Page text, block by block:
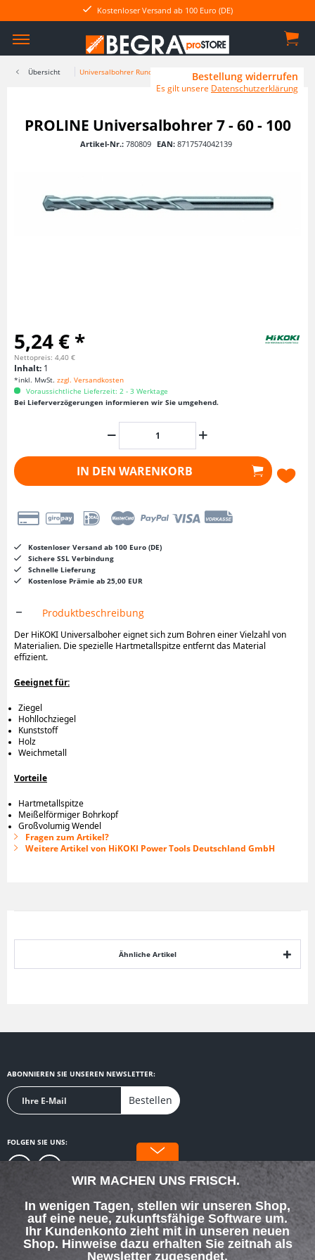
Kostenloser Versand ab 100 Euro (DE)
Übersicht Universalbohrer Rundschaft
PROLINE Universalbohrer 7 - 60 - 100
Artikel-Nr.: 780809 EAN: 8717574042139
5,24 € *
Nettopreis: 4,40 €
Inhalt: 1
*inkl. MwSt. zzgl. Versandkosten
Voraussichtliche Lieferzeit: 2 - 3 Werktage
Bei Lieferverzögerungen informieren wir Sie umgehend.
IN DEN WARENKORB
Kostenloser Versand ab 100 Euro (DE)
Sichere SSL Verbindung
Schnelle Lieferung
Kostenlose Prämie ab 25,00 EUR
Produktbeschreibung
Der HiKOKI Universalboher eignet sich zum Bohren einer Vielzahl von
Materialien. Die spezielle Hartmetallspitze entfernt das Material
effizient.
Geeignet für:
Ziegel
Hohllochziegel
Kunststoff
Holz
Weichmetall
Vorteile
Hartmetallspitze
Meißelförmiger Bohrkopf
Großvolumig Wendel
Fragen zum Artikel?
Weitere Artikel von HiKOKI Power Tools Deutschland GmbH
Ähnliche Artikel
ABONNIEREN SIE UNSEREN NEWSLETTER:
Bestellen
FOLGEN SIE UNS:
WIR MACHEN UNS FRISCH.
In wenigen Tagen, stellen wir unseren Shop,
auf eine neue, zukunftsfähige Software um.
Ihr Kundenkonto zieht mit in unseren neuen
Shop. Hinweise dazu erhalten Sie zeitnah als
Newsletter zugesendet.
SERVICE HOTLINE
Bestellung widerrufen
Es gilt unsere Datenschutzerklärung